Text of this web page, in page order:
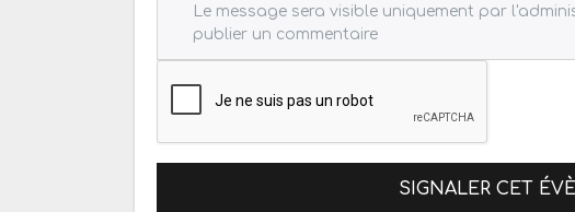
SIGNALER CET